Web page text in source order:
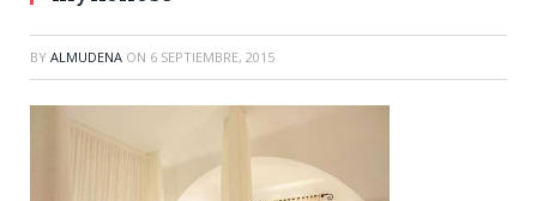
BY ALMUDENA ON 6 SEPTIEMBRE, 2015